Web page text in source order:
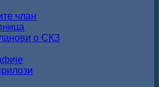
члан
о СКЗ